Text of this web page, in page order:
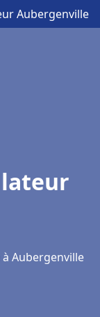
Aubergenville
Aubergenville